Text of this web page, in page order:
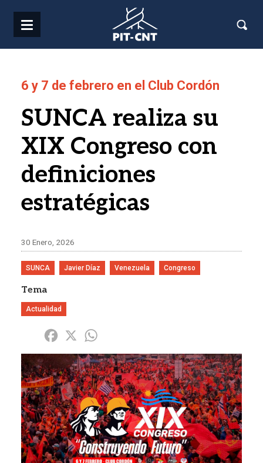
6 y 7 de febrero en el Club Cordón
SUNCA realiza su
XIX Congreso con
definiciones
estratégicas
30 Enero, 2026
SUNCA Javier Díaz Venezuela Congreso
Tema
Actualidad
Share Facebook
X
Imagen